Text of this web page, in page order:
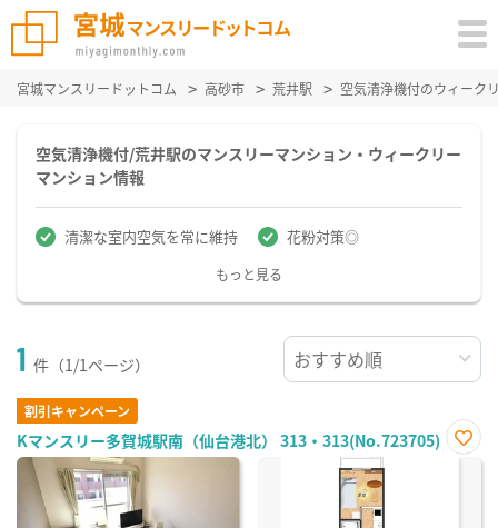
宮城マンスリードットコム 高砂市 荒井駅 空気清浄機付のウィーク
空気清浄機付/荒井駅のマンスリーマンション・ウィークリー
マンション情報
清潔な室内空気を常に維持 花粉対策◎
もっと見る
1 件（1/1ページ）
割引キャンペーン
Kマンスリー多賀城駅南（仙台港北） 313・313(No.723705)
お気